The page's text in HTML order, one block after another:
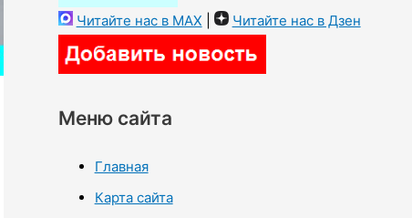
Читайте нас в MAX Читайте нас в Дзен
Меню сайта
Главная
Карта сайта